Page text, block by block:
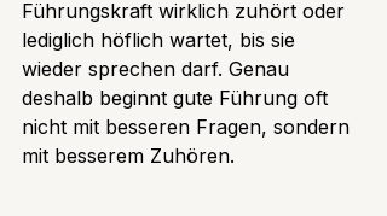
Führungskraft wirklich zuhört oder
lediglich höflich wartet, bis sie
wieder sprechen darf. Genau
deshalb beginnt gute Führung oft
nicht mit besseren Fragen, sondern
mit besserem Zuhören.